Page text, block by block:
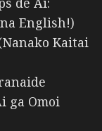
English!)
Kaitai
ga Omoi